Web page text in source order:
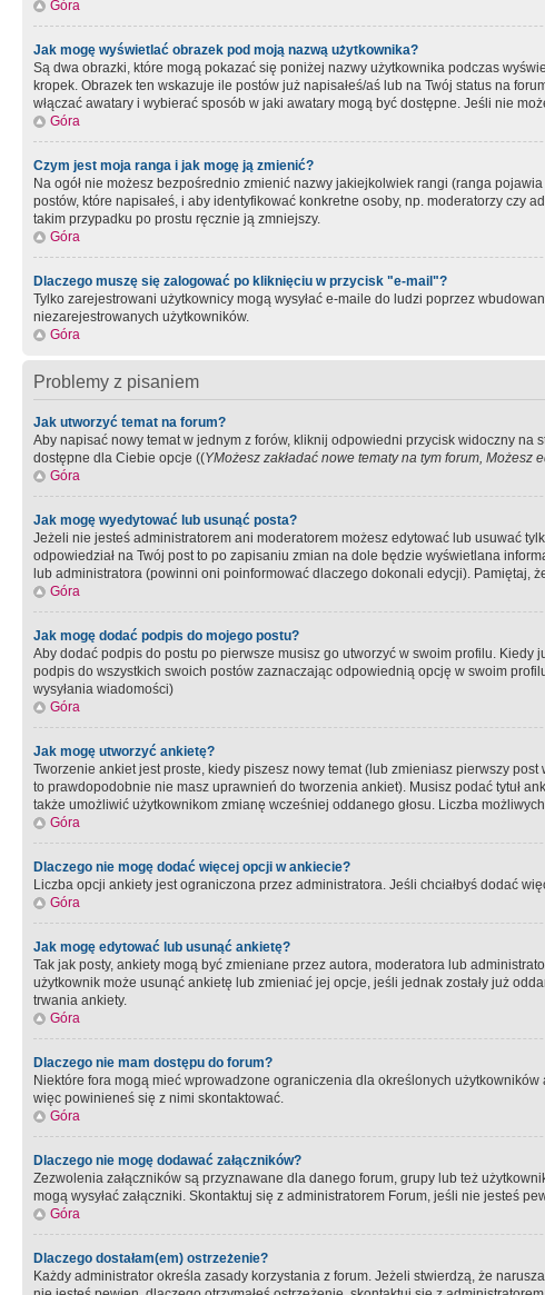
Góra
Jak mogę wyświetlać obrazek pod moją nazwą użytkownika?
Są dwa obrazki, które mogą pokazać się poniżej nazwy użytkownika podczas
kropek. Obrazek ten wskazuje ile postów już napisałeś/aś lub na Twój status na
włączać awatary i wybierać sposób w jaki awatary mogą być dostępne. Jeśli nie
Góra
Czym jest moja ranga i jak mogę ją zmienić?
Na ogół nie możesz bezpośrednio zmienić nazwy jakiejkolwiek rangi (ranga
postów, które napisałeś, i aby identyfikować konkretne osoby, np. moderatorzy czy
takim przypadku po prostu ręcznie ją zmniejszy.
Góra
Dlaczego muszę się zalogować po kliknięciu w przycisk "e-mail"?
Tylko zarejestrowani użytkownicy mogą wysyłać e-maile do ludzi poprzez
niezarejestrowanych użytkowników.
Góra
Problemy z pisaniem
Jak utworzyć temat na forum?
Aby napisać nowy temat w jednym z forów, kliknij odpowiedni przycisk widoczny
dostępne dla Ciebie opcje ((YMożesz zakładać nowe tematy na tym forum, Możesz
Góra
Jak mogę wyedytować lub usunąć posta?
Jeżeli nie jesteś administratorem ani moderatorem możesz edytować lub usuwać
odpowiedział na Twój post to po zapisaniu zmian na dole będzie wyświetlana
lub administratora (powinni oni poinformować dlaczego dokonali edycji). Pamiętaj,
Góra
Jak mogę dodać podpis do mojego postu?
Aby dodać podpis do postu po pierwsze musisz go utworzyć w swoim profilu. Kiedy
podpis do wszystkich swoich postów zaznaczając odpowiednią opcję w swoim
wysyłania wiadomości)
Góra
Jak mogę utworzyć ankietę?
Tworzenie ankiet jest proste, kiedy piszesz nowy temat (lub zmieniasz pierwszy
to prawdopodobnie nie masz uprawnień do tworzenia ankiet). Musisz podać tytuł
także umożliwić użytkownikom zmianę wcześniej oddanego głosu. Liczba
Góra
Dlaczego nie mogę dodać więcej opcji w ankiecie?
Liczba opcji ankiety jest ograniczona przez administratora. Jeśli chciałbyś dodać
Góra
Jak mogę edytować lub usunąć ankietę?
Tak jak posty, ankiety mogą być zmieniane przez autora, moderatora lub
użytkownik może usunąć ankietę lub zmieniać jej opcje, jeśli jednak zostały już
trwania ankiety.
Góra
Dlaczego nie mam dostępu do forum?
Niektóre fora mogą mieć wprowadzone ograniczenia dla określonych
więc powinieneś się z nimi skontaktować.
Góra
Dlaczego nie mogę dodawać załączników?
Zezwolenia załączników są przyznawane dla danego forum, grupy lub też
mogą wysyłać załączniki. Skontaktuj się z administratorem Forum, jeśli nie jesteś
Góra
Dlaczego dostałam(em) ostrzeżenie?
Każdy administrator określa zasady korzystania z forum. Jeżeli stwierdzą, że